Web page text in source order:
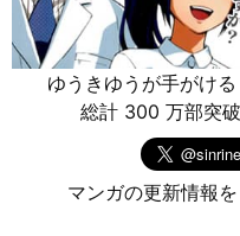
ゆうきゆうが手がける
総計 300 万部突
マンガの更新情報